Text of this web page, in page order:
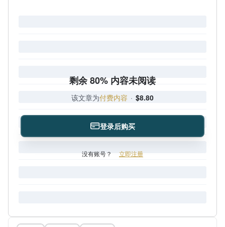
剩余 80% 内容未阅读
该文章为付费内容 · $8.80
登录后购买
没有账号？ 立即注册